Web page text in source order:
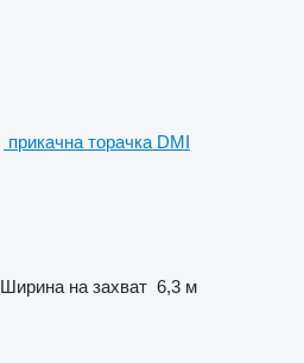
прикачна торачка DMI
Ширина на захват 6,3 м